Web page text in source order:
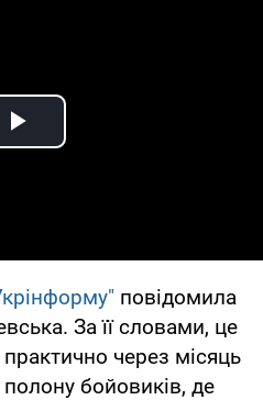
Play Video
повідомила
За її словами, це
через місяць
полону бойовиків, де